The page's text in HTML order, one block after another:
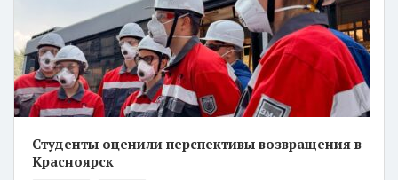
Студенты оценили перспективы возвращения в
Красноярск